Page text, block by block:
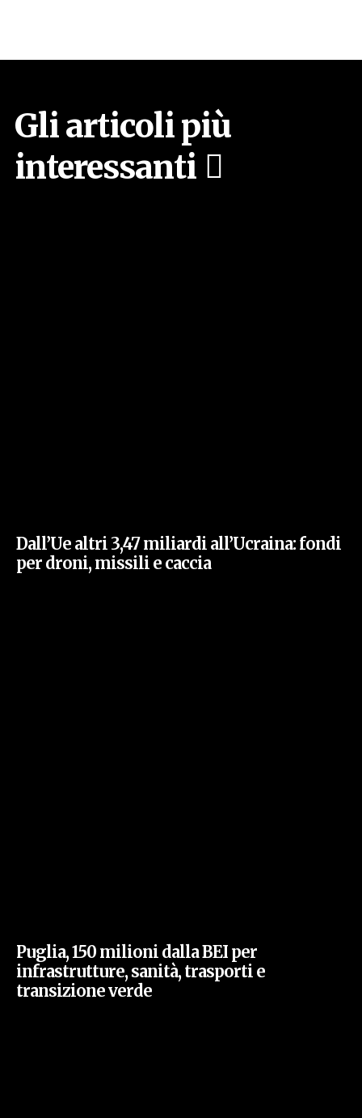
Gli articoli più
interessanti
Dall’Ue altri 3,47 miliardi all’Ucraina: fondi
per droni, missili e caccia
Puglia, 150 milioni dalla BEI per
infrastrutture, sanità, trasporti e
transizione verde